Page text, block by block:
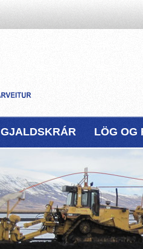
GJALDSKRÁR LÖG OG